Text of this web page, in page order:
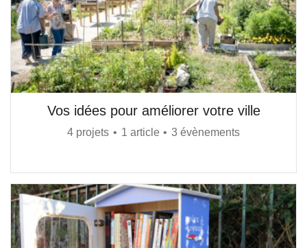
Vos idées pour améliorer votre ville
4 projets 1 article 3 évènements